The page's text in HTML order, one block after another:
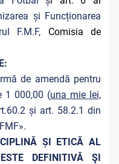
și Funcționarea
F.M.F, Comisia de
de amendă pentru
1 000,00 (una mie lei,
și art. 58.2.1 din
ȘI ETICĂ AL
DEFINITIVĂ ŞI